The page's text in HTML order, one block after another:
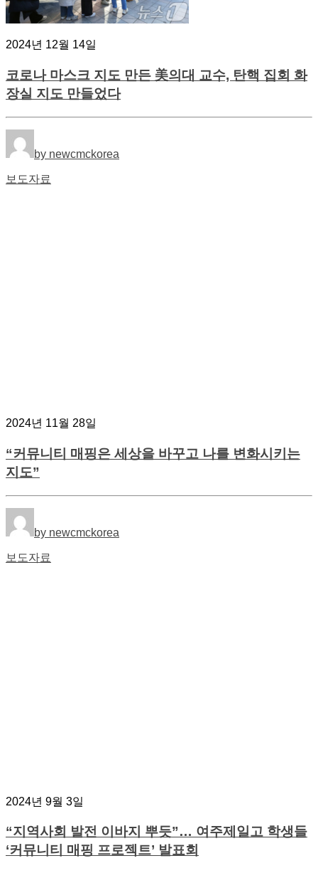
2024년 12월 14일
코로나 마스크 지도 만든 美의대 교수, 탄핵 집회 화
장실 지도 만들었다
by newcmckorea
보도자료
2024년 11월 28일
“커뮤니티 매핑은 세상을 바꾸고 나를 변화시키는
지도”
by newcmckorea
보도자료
2024년 9월 3일
“지역사회 발전 이바지 뿌듯”… 여주제일고 학생들
‘커뮤니티 매핑 프로젝트’ 발표회